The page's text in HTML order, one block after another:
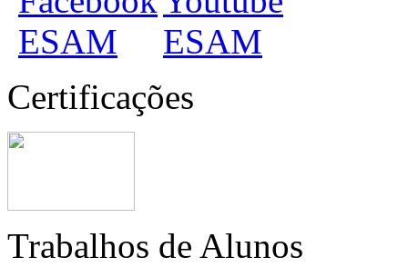
Certificações
Trabalhos de Alunos